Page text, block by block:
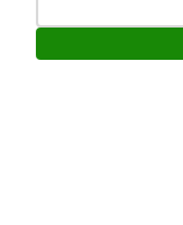
Nos coordonnées